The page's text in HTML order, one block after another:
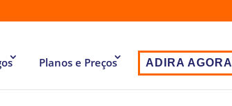
Planos e Preços ADIRA AGORA